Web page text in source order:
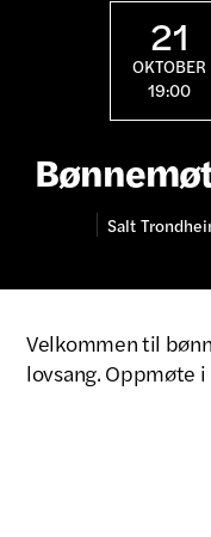
21
OKTOBER
19:00
Salt
Velkommen til
lovsang. Oppmøte i